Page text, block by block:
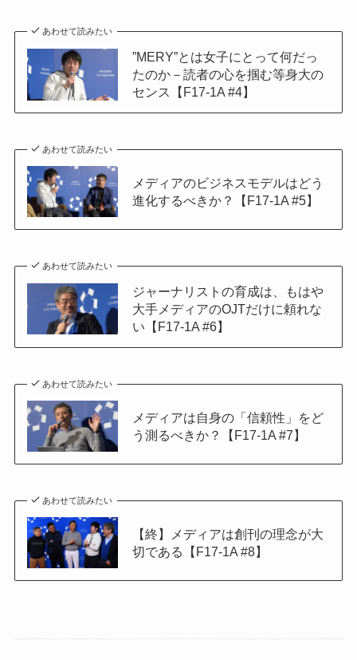
あわせて読みたい
”MERY”とは女子にとって何だっ
たのか－読者の心を掴む等身大の
センス【F17-1A #4】
あわせて読みたい
メディアのビジネスモデルはどう
進化するべきか？【F17-1A #5】
あわせて読みたい
ジャーナリストの育成は、もはや
大手メディアのOJTだけに頼れな
い【F17-1A #6】
あわせて読みたい
メディアは自身の「信頼性」をど
う測るべきか？【F17-1A #7】
あわせて読みたい
【終】メディアは創刊の理念が大
切である【F17-1A #8】